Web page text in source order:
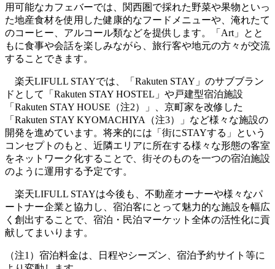
用可能なカフェバーでは、関西圏で採れた野菜や果物といっ
た地産食材を使用した健康的なフードメニューや、淹れたて
のコーヒー、アルコール類などを提供します。「Art」とと
もに食事や会話を楽しみながら、旅行客や地元の方々が交流
することできます。
楽天LIFULL STAYでは、「Rakuten STAY」のサブブラン
ドとして「Rakuten STAY HOSTEL」や戸建型宿泊施設
「Rakuten STAY HOUSE（注2）」、京町家を改修した
「Rakuten STAY KYOMACHIYA（注3）」など様々な施設の
開発を進めています。将来的には「街にSTAYする」という
コンセプトのもと、近隣エリアに所在する様々な形態の客室
をネットワーク化することで、街そのものを一つの宿泊施設
のように運用する予定です。
楽天LIFULL STAYは今後も、不動産オーナーや様々なパ
ートナー企業と協力し、宿泊客にとって魅力的な施設を幅広
く創出することで、宿泊・民泊マーケット全体の活性化に貢
献してまいります。
（注1）宿泊料金は、日程やシーズン、宿泊予約サイト等に